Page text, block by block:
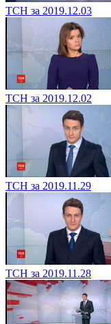
ТСН за 2019.12.03
ТСН за 2019.12.02
ТСН за 2019.11.29
ТСН за 2019.11.28